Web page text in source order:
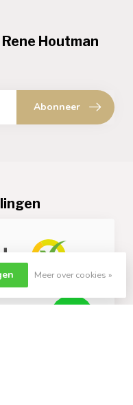
Houtman
Abonneer
Meer over cookies »